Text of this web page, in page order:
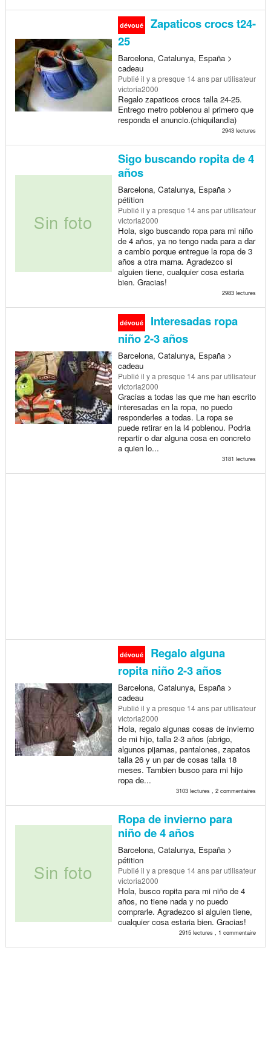
dévoué
Zapaticos crocs t24-
25
Barcelona, Catalunya, España >
cadeau
Publié il y a presque 14 anspar utilisateur
victoria2000
Regalo zapaticos crocs talla 24-25.
Entrego metro poblenou al primero que
responda el anuncio.(chiquilandia)
2943 lectures
Sigo buscando ropita de 4
años
Barcelona, Catalunya, España >
pétition
Publié il y a presque 14 anspar utilisateur
victoria2000
Hola, sigo buscando ropa para mi niño
de 4 años, ya no tengo nada para a dar
a cambio porque entregue la ropa de 3
años a otra mama. Agradezco si
alguien tiene, cualquier cosa estaria
bien. Gracias!
2983 lectures
dévoué
Interesadas ropa
niño 2-3 años
Barcelona, Catalunya, España >
cadeau
Publié il y a presque 14 anspar utilisateur
victoria2000
Gracias a todas las que me han escrito
interesadas en la ropa, no puedo
responderles a todas. La ropa se
puede retirar en la l4 poblenou. Podria
repartir o dar alguna cosa en concreto
a quien lo...
3181 lectures
dévoué
Regalo alguna
ropita niño 2-3 años
Barcelona, Catalunya, España >
cadeau
Publié il y a presque 14 anspar utilisateur
victoria2000
Hola, regalo algunas cosas de invierno
de mi hijo, talla 2-3 años (abrigo,
algunos pijamas, pantalones, zapatos
talla 26 y un par de cosas talla 18
meses. Tambien busco para mi hijo
ropa de...
3103 lectures , 2 commentaires
Ropa de invierno para
niño de 4 años
Barcelona, Catalunya, España >
pétition
Publié il y a presque 14 anspar utilisateur
victoria2000
Hola, busco ropita para mi niño de 4
años, no tiene nada y no puedo
comprarle. Agradezco si alguien tiene,
cualquier cosa estaria bien. Gracias!
2915 lectures , 1 commentaire